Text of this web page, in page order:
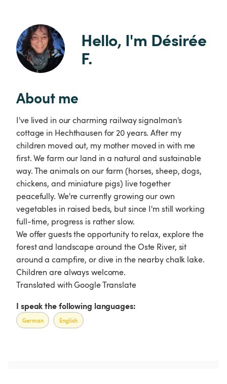
Hello, I'm Désirée
F.
About me
I've lived in our charming railway signalman's
cottage in Hechthausen for 20 years. After my
children moved out, my mother moved in with me
first. We farm our land in a natural and sustainable
way. The animals on our farm (horses, sheep, dogs,
chickens, and miniature pigs) live together
peacefully. We're currently growing our own
vegetables in raised beds, but since I'm still working
full-time, progress is rather slow.
We offer guests the opportunity to relax, explore the
forest and landscape around the Oste River, sit
around a campfire, or dive in the nearby chalk lake.
Children are always welcome.
Translated with Google Translate
I speak the following languages:
German English